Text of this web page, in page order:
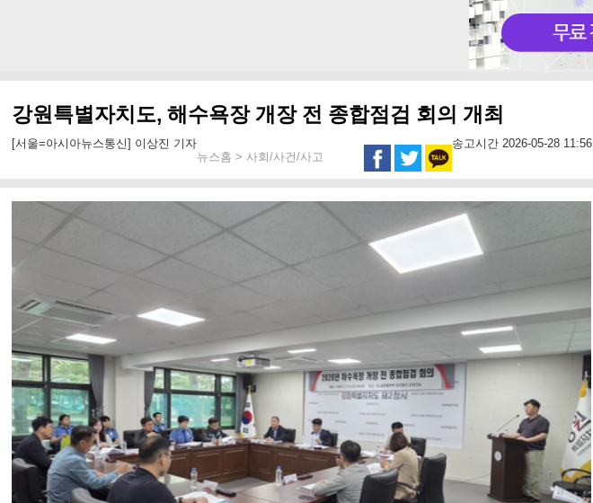
강원특별자치도, 해수욕장 개장 전 종합점검 회의 개최
[서울=아시아뉴스통신] 이상진 기자
송고시간 2026-05-28 11:56
뉴스홈 > 사회/사건/사고